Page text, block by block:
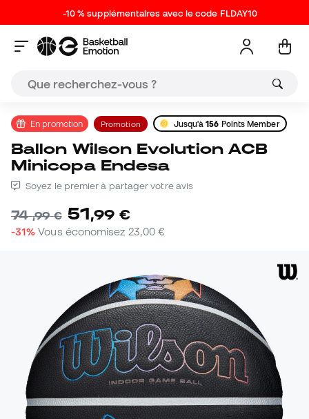
-10 % supplémentaires avec le code FLDAY10
En promotion Promotion Jusqu'à156 Points Member
Ballon Wilson Evolution ACB
Minicopa Endesa
Soyez le premier à partager votre avis
74,99 € 51,99 €
-31% Vous économisez 23,00 €